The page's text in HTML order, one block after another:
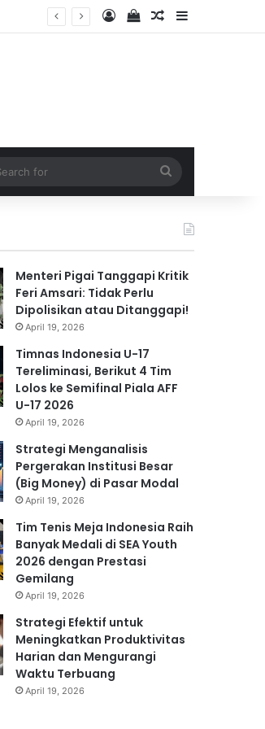
Log InView your
Random Article
Sidebar
for
Menteri Pigai Tanggapi Kritik
Feri Amsari: Tidak Perlu
Dipolisikan atau Ditanggapi!
April 19, 2026
Timnas Indonesia U-17
Tereliminasi, Berikut 4 Tim
Lolos ke Semifinal Piala AFF
U-17 2026
April 19, 2026
Strategi Menganalisis
Pergerakan Institusi Besar
(Big Money) di Pasar Modal
April 19, 2026
Tim Tenis Meja Indonesia Raih
Banyak Medali di SEA Youth
2026 dengan Prestasi
Gemilang
April 19, 2026
Strategi Efektif untuk
Meningkatkan Produktivitas
Harian dan Mengurangi
Waktu Terbuang
April 19, 2026